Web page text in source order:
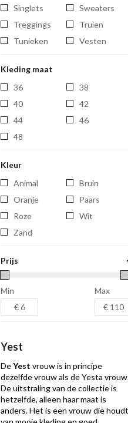
singlets
sweaters
treggings
truien
tunieken
vesten
Kleding maat
36
38
40
42
44
46
48
Kleur
Animal
Bruin
Oranje
Paars
Roze
Wit
Zand
Prijs
Min Max
Yest
DeYest vrouw is in principe
dezelfde vrouw als de Yesta
De uitstraling van de collectie is
hetzelfde, alleen haar maat is
anders. Het is een vrouw die houdt